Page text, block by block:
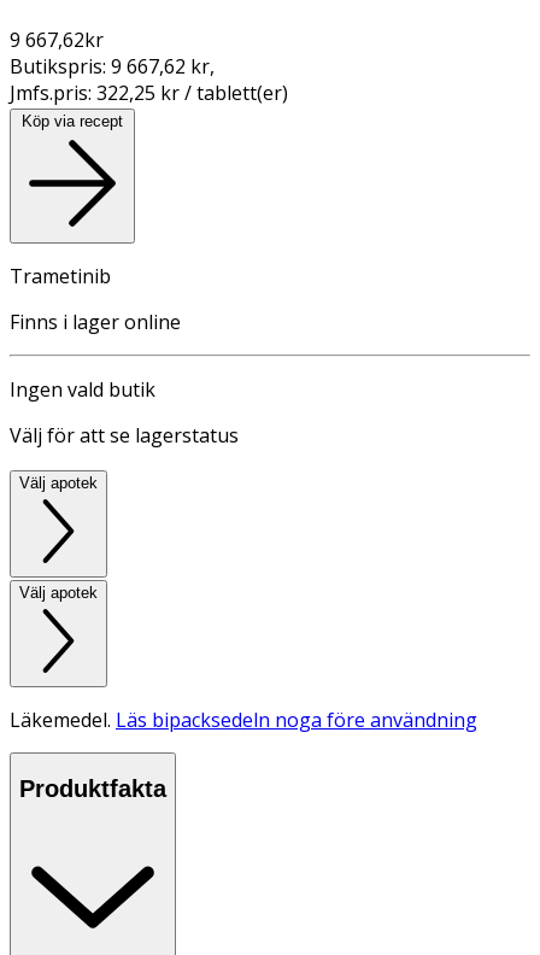
9 667,62kr
Butikspris: 9 667,62 kr,
Jmfs.pris: 322,25 kr / tablett(er)
Köp via recept
Trametinib
Finns i lager online
Ingen vald butik
Välj för att se lagerstatus
Välj apotek
Välj apotek
Läkemedel. Läs bipacksedeln noga före användning
Produktfakta